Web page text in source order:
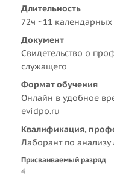
Длительность
72ч ~11
Документ
Свидетельство о
служащего
Формат обучения
Онлайн в удобное
evidpo.ru
Квалификация,
Лаборант по
Присваиваемый разряд
4